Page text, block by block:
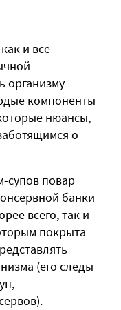
и все
организму
компоненты
нюансы,
о
супов повар
банки
всего, так и
покрыта
(его следы